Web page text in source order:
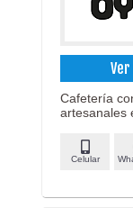
Ver
Cafetería
artesanales
Celular